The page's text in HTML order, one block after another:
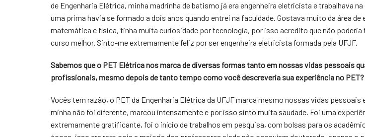
de Engenharia Elétrica, minha madrinha de batismo já era engenheira eletricista e trabalhava na
uma prima havia se formado a dois anos quando entrei na faculdade. Gostava muito da área de
matemática e física, tinha muita curiosidade por tecnologia, por isso acredito que não poderia
curso melhor. Sinto-me extremamente feliz por ser engenheira eletricista formada pela UFJF.
Sabemos que o PET Elétrica nos marca de diversas formas tanto em nossas vidas pessoais
profissionais, mesmo depois de tanto tempo como você descreveria sua experiência no PET?
Vocês tem razão, o PET da Engenharia Elétrica da UFJF marca mesmo nossas vidas
minha não foi diferente, marcou intensamente e por isso sinto muita saudade. Foi uma
extremamente gratificante, foi o início de trabalhos em pesquisa, com bolsas para os